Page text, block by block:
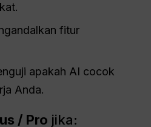
fitur
apakah AI cocok
Anda.
/ Pro jika: